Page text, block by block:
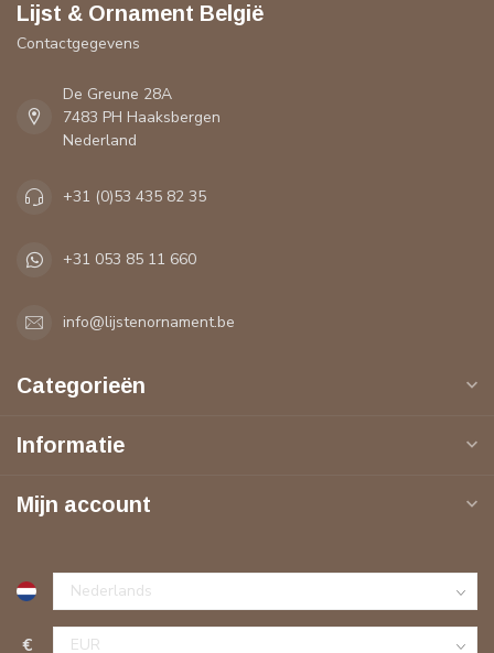
Lijst & Ornament België
Contactgegevens
De Greune 28A
7483 PH Haaksbergen
Nederland
+31 (0)53 435 82 35
+31 053 85 11 660
info@lijstenornament.be
Categorieën
Informatie
Mijn account
€